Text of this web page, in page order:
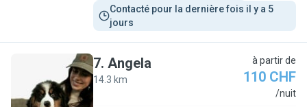
Contacté pour la dernière fois il y a 5
jours
A
7. Angela
14.3 km
à partir de
110 CHF
/nuit